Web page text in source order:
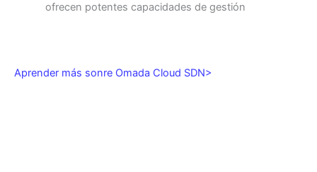
ofrecen potentes capacidades de gestión
Aprender más sonre Omada Cloud SDN>​